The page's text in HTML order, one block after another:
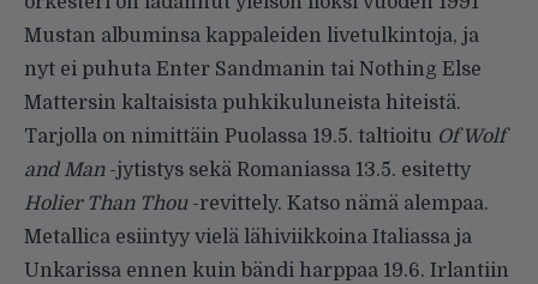
Mustan albuminsa kappaleiden livetulkintoja, ja
nyt ei puhuta Enter Sandmanin tai Nothing Else
Mattersin kaltaisista puhkikuluneista hiteistä.
Tarjolla on nimittäin Puolassa 19.5. taltioitu Of Wolf
and Man-jytistys sekä Romaniassa 13.5. esitetty
Holier Than Thou-revittely. Katso nämä alempaa.
Metallica esiintyy vielä lähiviikkoina Italiassa ja
Unkarissa ennen kuin bändi harppaa 19.6. Irlantiin